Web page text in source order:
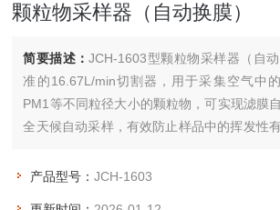
颗粒物采样器（自动换膜）
简要描述：JCH-1603型颗粒物采样器（自
准的16.67L/min切割器，用于采集空气中
PM1等不同粒径大小的颗粒物，可实现滤膜
全天候自动采样，有效防止样品中的挥发性
碳及有机物分类和颗粒物分散度分析的需求。
产品型号：JCH-1603